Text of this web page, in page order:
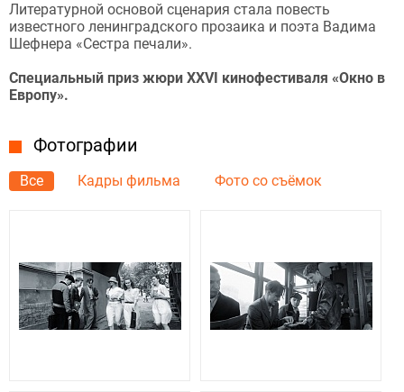
Литературной основой сценария стала повесть
известного ленинградского прозаика и поэта Вадима
Шефнера «Сестра печали».
Специальный приз жюри XXVI кинофестиваля «Окно в
Европу».
Фотографии
Все Кадры фильма Фото со съёмок